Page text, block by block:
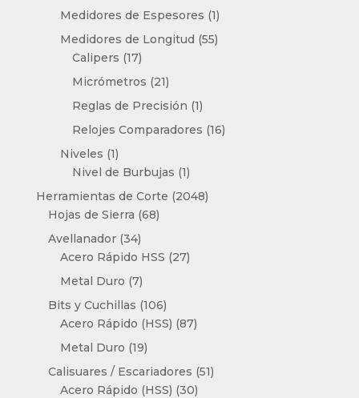
productos
Medidores de Espesores 11
producto
Medidores de Longitud 5555
Calipers 1717
productos
Micrómetros 2121
productos
Reglas de Precisión 11
producto
Relojes Comparadores 1616
Niveles 11
producto
Nivel de Burbujas 11
producto
Herramientas de Corte 20482048
Hojas de Sierra 6868
Avellanador 3434
productos
Acero Rápido HSS 2727
Metal Duro 77
productos
Bits y Cuchillas 106106
productos
Acero Rápido (HSS) 8787
Metal Duro 1919
productos
Calisuares / Escariadores 5151
Acero Rápido (HSS) 3030